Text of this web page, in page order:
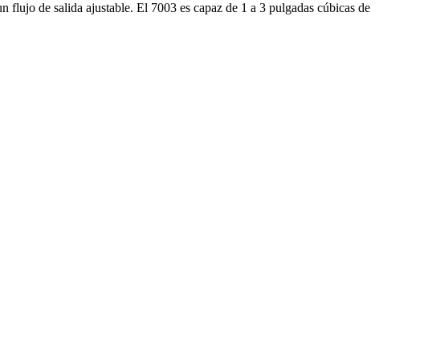
de salida ajustable. El 7003 es capaz de 1 a 3 pulgadas cúbicas de